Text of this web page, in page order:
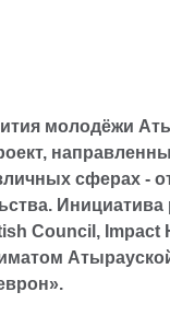
молодёжи
сферах -
Инициатива
Council, Impact